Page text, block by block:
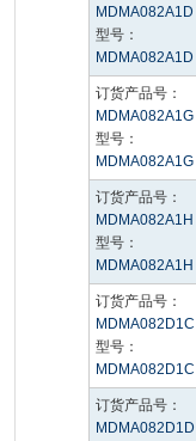
MDMA082A1D
型号：
MDMA082A1D
订货产品号：
MDMA082A1G
型号：
MDMA082A1G
订货产品号：
MDMA082A1H
型号：
MDMA082A1H
订货产品号：
MDMA082D1C
型号：
MDMA082D1C
订货产品号：
MDMA082D1D